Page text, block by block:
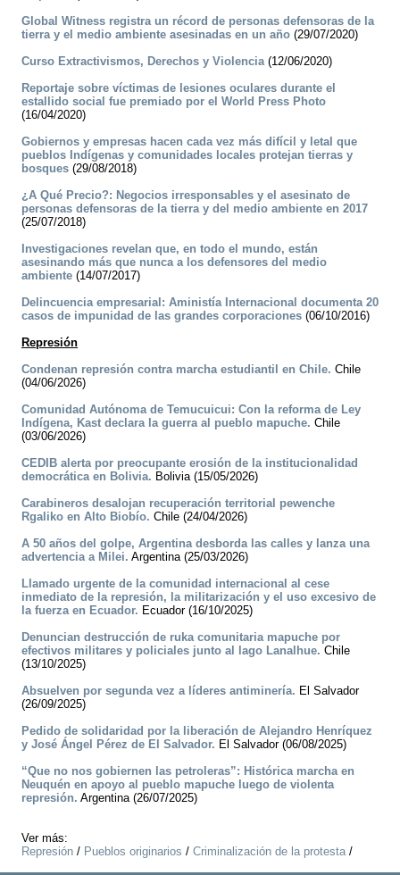
Global Witness registra un récord de personas defensoras de la
tierra y el medio ambiente asesinadas en un año (29/07/2020)
Curso Extractivismos, Derechos y Violencia(12/06/2020)
Reportaje sobre víctimas de lesiones oculares durante el
estallido social fue premiado por el World Press Photo
(16/04/2020)
Gobiernos y empresas hacen cada vez más difícil y letal que
pueblos Indígenas y comunidades locales protejan tierras y
bosques (29/08/2018)
¿A Qué Precio?: Negocios irresponsables y el asesinato de
personas defensoras de la tierra y del medio ambiente en 2017
(25/07/2018)
Investigaciones revelan que, en todo el mundo, están
asesinando más que nunca a los defensores del medio
ambiente (14/07/2017)
Delincuencia empresarial: Aministía Internacional documenta 20
casos de impunidad de las grandes corporaciones (06/10/2016)
Represión
Condenan represión contra marcha estudiantil en Chile. Chile
(04/06/2026)
Comunidad Autónoma de Temucuicui: Con la reforma de Ley
Indígena, Kast declara la guerra al pueblo mapuche. Chile
(03/06/2026)
CEDIB alerta por preocupante erosión de la institucionalidad
democrática en Bolivia. Bolivia (15/05/2026)
Carabineros desalojan recuperación territorial pewenche
Rgaliko en Alto Biobío. Chile (24/04/2026)
A 50 años del golpe, Argentina desborda las calles y lanza una
advertencia a Milei. Argentina (25/03/2026)
Llamado urgente de la comunidad internacional al cese
inmediato de la represión, la militarización y el uso excesivo de
la fuerza en Ecuador. Ecuador (16/10/2025)
Denuncian destrucción de ruka comunitaria mapuche por
efectivos militares y policiales junto al lago Lanalhue. Chile
(13/10/2025)
Absuelven por segunda vez a líderes antiminería. El Salvador
(26/09/2025)
Pedido de solidaridad por la liberación de Alejandro Henríquez
y José Ángel Pérez de El Salvador. El Salvador (06/08/2025)
“Que no nos gobiernen las petroleras”: Histórica marcha en
Neuquén en apoyo al pueblo mapuche luego de violenta
represión. Argentina (26/07/2025)
Ver más:
Represión / Pueblos originarios / Criminalización de la protesta/